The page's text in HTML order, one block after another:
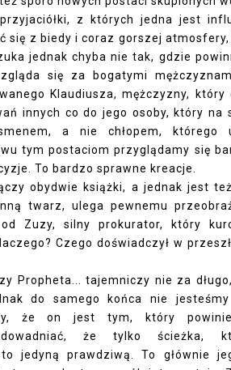
z których jedna jest
się z biedy i coraz gorszej
jednak chyba nie tak, gdzie
się za bogatymi
Klaudiusza, mężczyzny, który
innych co do jego osoby, który na
a nie chłopem,
tym postaciom przyglądamy się
To bardzo sprawne kreacje.
obydwie książki, a jednak jest
twarz, ulega pewnemu
Zuzy, silny prokurator, który
Czego doświadczył w
Propheta... tajemniczy nie za
do samego końca nie
że on jest tym, który
że tylko ścieżka,
jedyną prawdziwą. To głównie